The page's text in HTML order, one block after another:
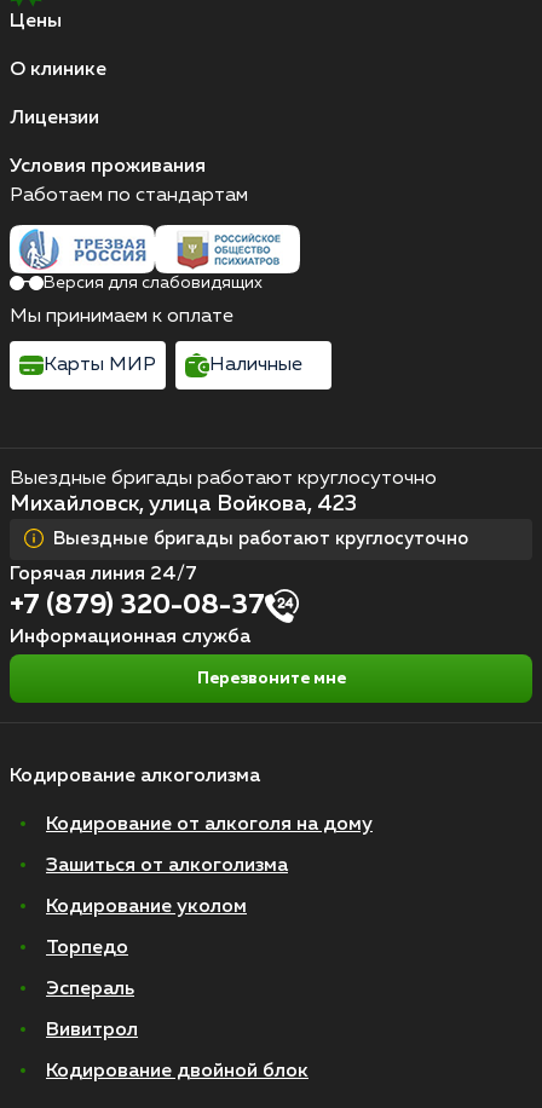
Цены
О клинике
Лицензии
Условия проживания
Кодирование алкоголизма
Кодирование от алкоголя на дому
Зашиться от алкоголизма
Кодирование уколом
Торпедо
Эспераль
Вивитрол
Кодирование двойной блок
Выездные бригады работают круглосуточно
Михайловск, улица Войкова, 423
Выездные бригады работают круглосуточно
Горячая линия 24/7
+7 (879) 320-08-37
Информационная служба
Перезвоните мне
Работаем по стандартам
Версия для слабовидящих
Мы принимаем к оплате
Карты МИР Наличные